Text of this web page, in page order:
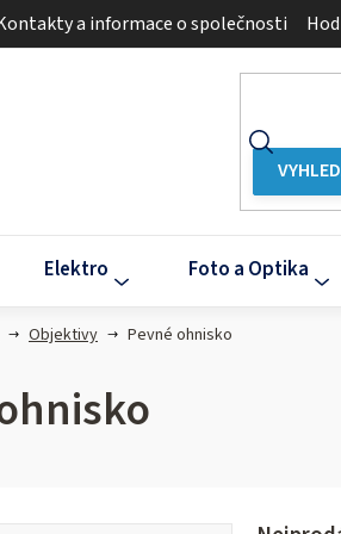
a informace o společnosti
Elektro Foto a Optika
Objektivy Pevné ohnisko